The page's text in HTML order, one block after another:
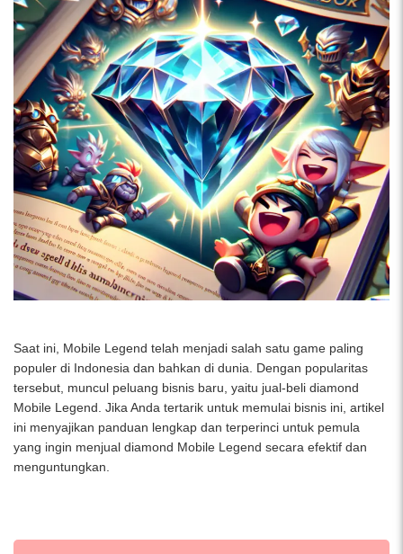
Saat ini, Mobile Legend telah menjadi salah satu game paling
populer di Indonesia dan bahkan di dunia. Dengan popularitas
tersebut, muncul peluang bisnis baru, yaitu jual-beli diamond
Mobile Legend. Jika Anda tertarik untuk memulai bisnis ini, artikel
ini menyajikan panduan lengkap dan terperinci untuk pemula
yang ingin menjual diamond Mobile Legend secara efektif dan
menguntungkan.